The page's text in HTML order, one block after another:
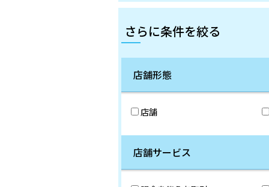
さらに条件を絞る
店舗形態
店舗
店舗サービス